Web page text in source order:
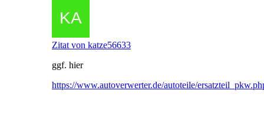
Zitat von katze56633
ggf. hier
https://www.autoverwerter.de/autoteile/